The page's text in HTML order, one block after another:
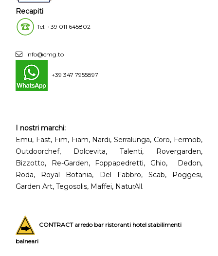
Recapiti
Tel: +39 011 645802
info@cmg.to
+39 347 7955897
I nostri marchi:
Emu, Fast, Fim, Fiam, Nardi, Serralunga, Coro, Fermob,
Outdoorchef, Dolcevita, Talenti, Rovergarden,
Bizzotto, Re-Garden, Foppapedretti, Ghio, Dedon,
Roda, Royal Botania, Del Fabbro, Scab, Poggesi,
Garden Art, Tegosolis, Maffei, NaturAll.
CONTRACT arredo bar ristoranti hotel stabilimenti
balneari